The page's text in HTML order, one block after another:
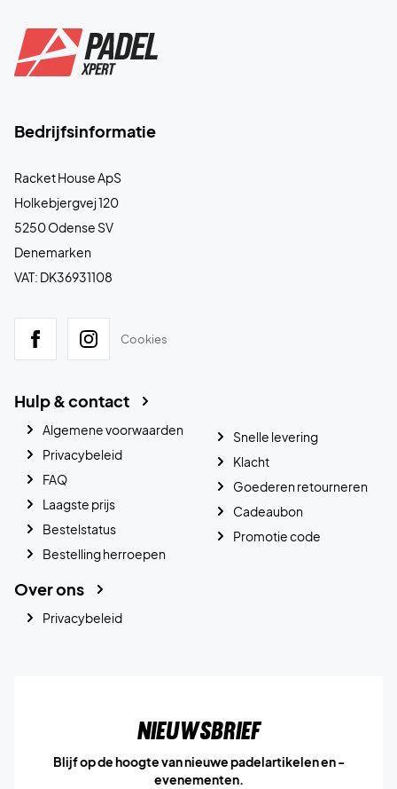
Bedrijfsinformatie
Racket House ApS
Holkebjergvej 120
5250 Odense SV
Denemarken
VAT: DK36931108
Cookies
Hulp & contact
Algemene voorwaarden
Privacybeleid
FAQ
Laagste prijs
Bestelstatus
Bestelling herroepen
Snelle levering
Klacht
Goederen retourneren
Cadeaubon
Promotie code
Over ons
Privacybeleid
Nieuwsbrief
Blijf op de hoogte van nieuwe padelartikelen en -
evenementen.